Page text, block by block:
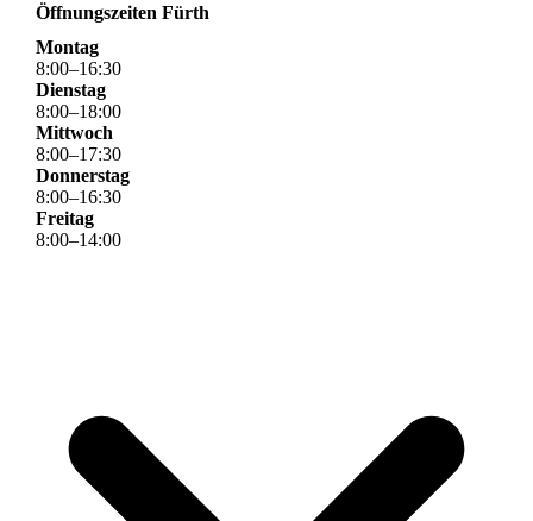
Öffnungszeiten Fürth
Montag
8:00–16:30
Dienstag
8:00–18:00
Mittwoch
8:00–17:30
Donnerstag
8:00–16:30
Freitag
8:00–14:00